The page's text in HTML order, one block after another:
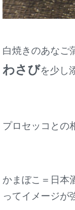
白焼きのあなご
わさびを少し
プロセッコとの
かまぼこ＝日本
ってイメージが